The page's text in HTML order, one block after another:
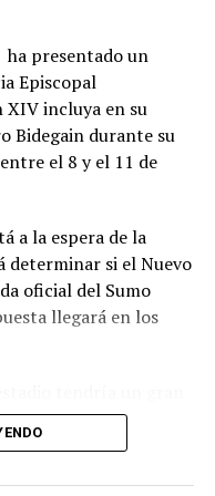
ha presentado un
Episcopal
XIV incluya en su
Bidegain durante su
el 8 y el 11 de
a la espera de la
determinar si el Nuevo
oficial del Sumo
llegará en los
dado el
y la Iglesia